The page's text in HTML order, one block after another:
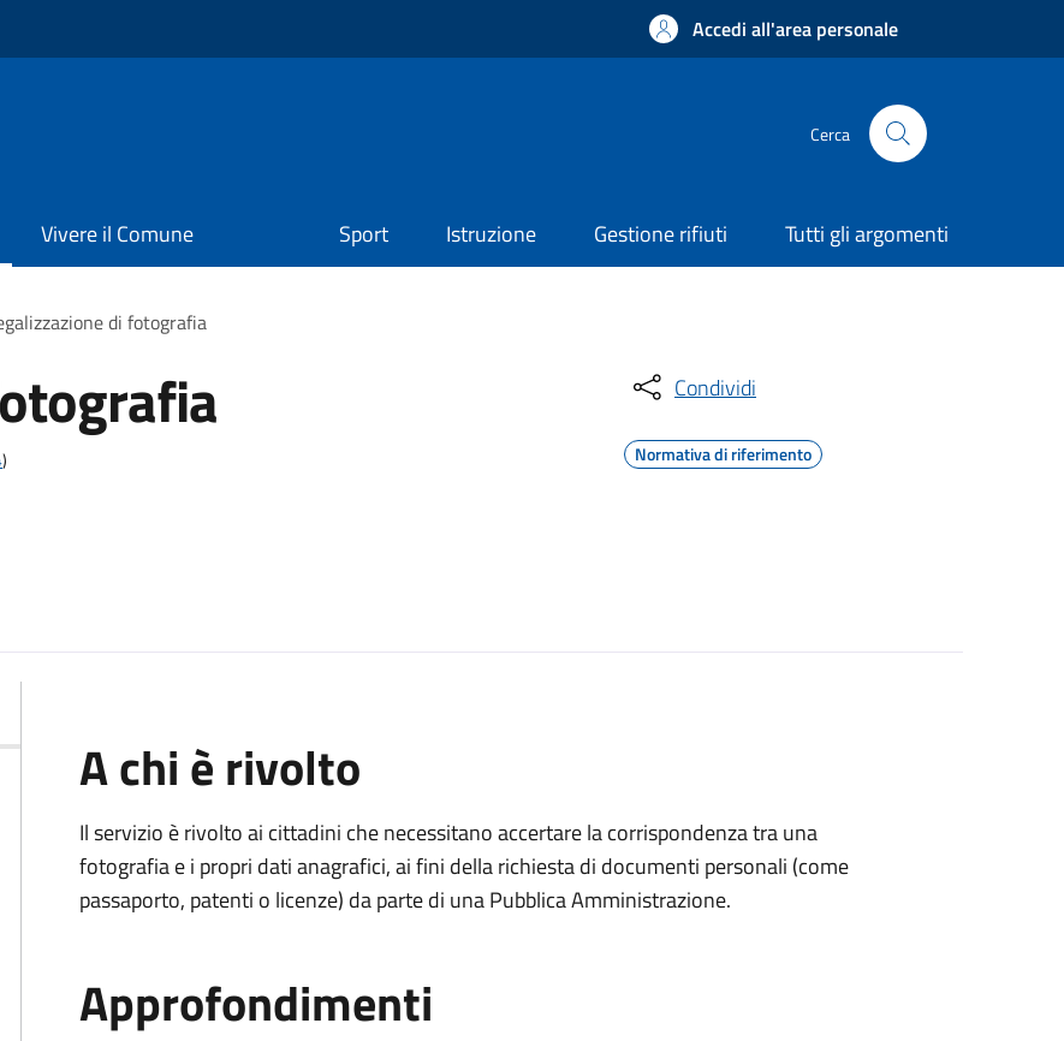
Accedi all'area personale
Cerca
Vivere il Comune Sport Istruzione Gestione rifiuti Tutti gli argomenti
di fotografia
)
Condividi
Normativa di riferimento
A chi è rivolto
Il servizio è rivolto ai cittadini che necessitano accertare la corrispondenza tra una
fotografia e i propri dati anagrafici, ai fini della richiesta di documenti personali (come
passaporto, patenti o licenze) da parte di una Pubblica Amministrazione.
Approfondimenti